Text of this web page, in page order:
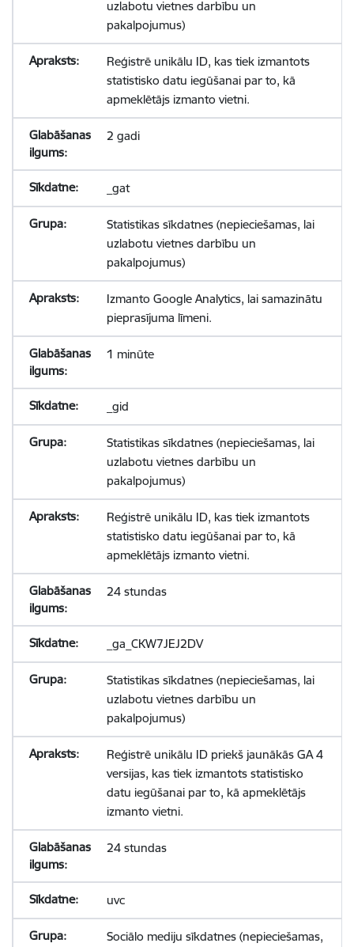
uzlabotu vietnes darbību un
pakalpojumus)
Reģistrē unikālu ID, kas tiek izmantots
statistisko datu iegūšanai par to, kā
apmeklētājs izmanto vietni.
2 gadi
_gat
Statistikas sīkdatnes (nepieciešamas, lai
uzlabotu vietnes darbību un
pakalpojumus)
Izmanto Google Analytics, lai samazinātu
pieprasījuma līmeni.
1 minūte
_gid
Statistikas sīkdatnes (nepieciešamas, lai
uzlabotu vietnes darbību un
pakalpojumus)
Reģistrē unikālu ID, kas tiek izmantots
statistisko datu iegūšanai par to, kā
apmeklētājs izmanto vietni.
24 stundas
_ga_CKW7JEJ2DV
Statistikas sīkdatnes (nepieciešamas, lai
uzlabotu vietnes darbību un
pakalpojumus)
Reģistrē unikālu ID priekš jaunākās GA 4
versijas, kas tiek izmantots statistisko
datu iegūšanai par to, kā apmeklētājs
izmanto vietni.
24 stundas
uvc
Sociālo mediju sīkdatnes (nepieciešamas,